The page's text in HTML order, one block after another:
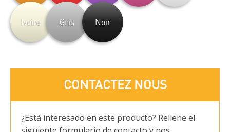
Ivoire Gris Noir
CONTACTEZ NOUS
¿Está interesado en este producto? Rellene el